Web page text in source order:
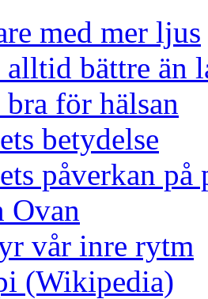
med mer ljus
alltid bättre än
för hälsan
betydelse
påverkan på
Ovan
vår inre rytm
(Wikipedia)